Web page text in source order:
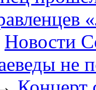
Новости
не